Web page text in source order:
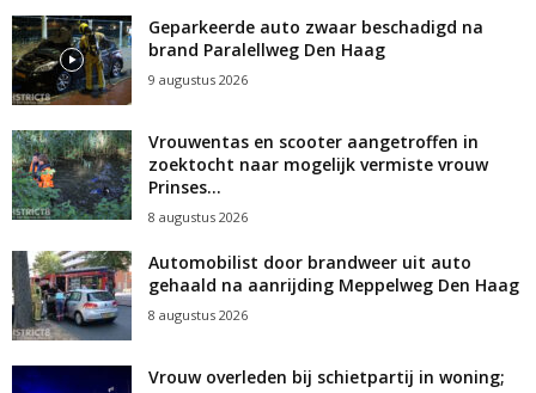
Geparkeerde auto zwaar beschadigd na
brand Paralellweg Den Haag
9 augustus 2026
Vrouwentas en scooter aangetroffen in
zoektocht naar mogelijk vermiste vrouw
Prinses...
8 augustus 2026
Automobilist door brandweer uit auto
gehaald na aanrijding Meppelweg Den Haag
8 augustus 2026
Vrouw overleden bij schietpartij in woning;